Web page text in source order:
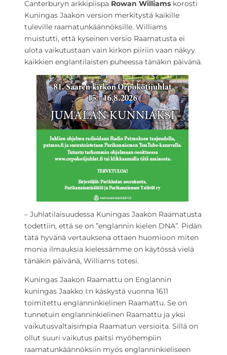
Canterburyn arkkipiispa Rowan Williams korosti
Kuningas Jaakon version merkitystä kaikille
tuleville raamatunkäännöksille. Williams
muistutti, että kyseinen versio Raamatusta ei
ulota vaikutustaan vain kirkon piiriin vaan näkyy
kaikkien englantilaisten puheessa tänäkin päivänä.
– Juhlatilaisuudessa Kuningas Jaakon Raamatusta
todettiin, että se on ”englannin kielen DNA”. Pidän
tätä hyvänä vertauksena ottaen huomioon miten
monia ilmauksia kielessämme on käytössä vielä
tänäkin päivänä, Williams totesi.
Kuningas Jaakon Raamattu on Englannin
kuningas Jaakko I:n käskystä vuonna 1611
toimitettu englanninkielinen Raamattu. Se on
tunnetuin englanninkielinen Raamattu ja yksi
vaikutusvaltaisimpia Raamatun versioita. Sillä on
ollut suuri vaikutus paitsi myöhempiin
raamatunkäännöksiin myös englanninkieliseen